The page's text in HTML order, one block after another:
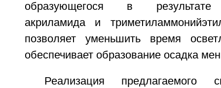
образующегося в результате
акриламида и
позволяет уменьшить время
обеспечивает образование осадка
Реализация предлагаемого